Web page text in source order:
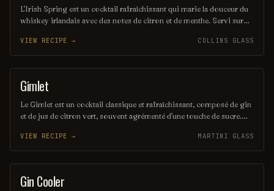
L'Irish Spring est un cocktail rafraîchissant qui marie la douceur du
whiskey irlandais avec des notes de citron et de menthe. Servi sur
présentation colorée. Parfait pour ceux qui cherchent à savourer un
goût authentique d'Irlande tout en se rafraîchissant.
VIEW RECIPE → COLLINS GLASS
COCKTAIL
Gimlet
Le Gimlet est un cocktail classique et rafraîchissant, composé de gin
et de jus de citron vert, souvent agrémenté d'une touche de sucre.
parfait entre l'acidité du citron et la douceur du gin, faisant de lui un
incontournable des bars. Ce mélange simple et élégant séduit par sa
fraîcheur et sa simplicité.
VIEW RECIPE → MARTINI GLASS
ORDINARY DRINK
Gin Cooler